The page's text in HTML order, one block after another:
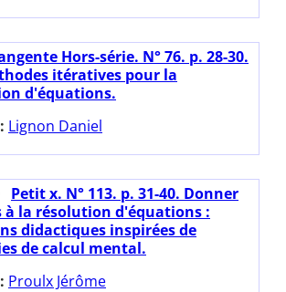
Hors-série. N° 76. p. 28-30.
itératives pour la
d'équations.
Lignon Daniel
Petit x. N° 113. p. 31-40. Donner
à la résolution d'équations :
didactiques inspirées de
de calcul mental.
Proulx Jérôme